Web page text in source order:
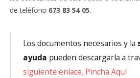
de teléfono 673 83 54 05.
Los documentos necesarios y la
ayuda pueden descargarla a
siguiente enlace. Pincha Aquí